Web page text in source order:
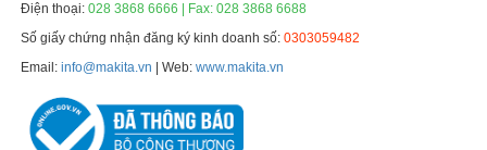
Điện thoại:028 3868 6666 | Fax: 028 3868 6688
Số giấy chứng nhận đăng ký kinh doanh số:0303059482
Email:info@makita.vn | Web:www.makita.vn